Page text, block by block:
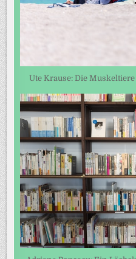
Ute Krause: Die